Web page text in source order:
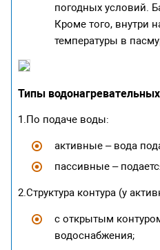
погодных условий.
Кроме того, внутри
температуры в
Типы
1.По подаче воды:
активные – вода
пассивные –
2.Структура контура (у
с открытым
водоснабжения;